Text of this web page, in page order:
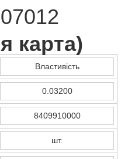
карта)
Властивість
0.03200
8409910000
шт.